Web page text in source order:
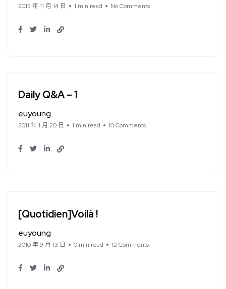
2015 年 11 月 14 日 1 min read No Comments
Daily Q&A – 1
euyoung
2011 年 1 月 20 日 1 min read 10 Comments
[Quotidien]Voilà !
euyoung
2010 年 9 月 13 日 0 min read 12 Comments